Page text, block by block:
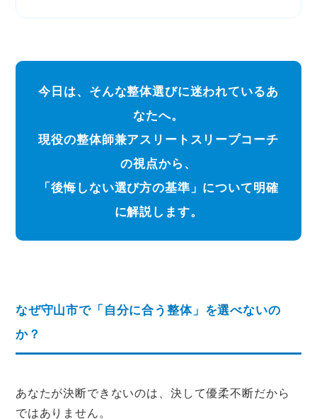
今日は、そんな整体選びに迷われているあ
なたへ。
現役の整体師兼アスリートスリープコーチ
の視点から、
「後悔しない選び方の基準」について明確
に解説します。
なぜ守山市で「自分に合う整体」を選べないの
か？
あなたが決断できないのは、決して優柔不断だから
ではありません。